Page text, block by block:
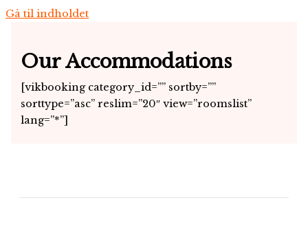
Gå til indholdet
Our Accommodations
[vikbooking category_id=”” sortby=””
sorttype=”asc” reslim=”20″ view=”roomslist”
lang=”*”]